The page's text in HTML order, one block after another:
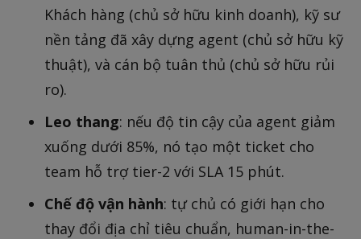
Khách hàng (chủ sở hữu kinh doanh), kỹ sư
nền tảng đã xây dựng agent (chủ sở hữu kỹ
thuật), và cán bộ tuân thủ (chủ sở hữu rủi
ro).
Leo thang: nếu độ tin cậy của agent giảm
xuống dưới 85%, nó tạo một ticket cho
team hỗ trợ tier-2 với SLA 15 phút.
Chế độ vận hành: tự chủ có giới hạn cho
thay đổi địa chỉ tiêu chuẩn, human-in-the-